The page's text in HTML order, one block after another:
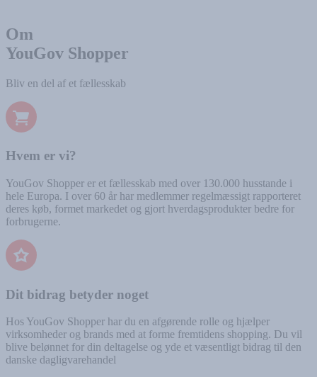
Om
YouGov Shopper
Bliv en del af et fællesskab
Hvem er vi?
YouGov Shopper er et fællesskab med over 130.000 husstande i
hele Europa. I over 60 år har medlemmer regelmæssigt rapporteret
deres køb, formet markedet og gjort hverdagsprodukter bedre for
forbrugerne.
Dit bidrag betyder noget
Hos YouGov Shopper har du en afgørende rolle og hjælper
virksomheder og brands med at forme fremtidens shopping. Du vil
blive belønnet for din deltagelse og yde et væsentligt bidrag til den
danske dagligvarehandel